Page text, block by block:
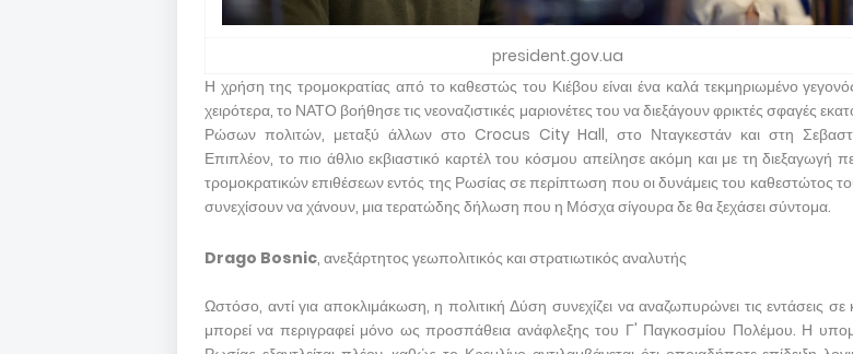
president.gov.ua
Η χρήση της τρομοκρατίας από το καθεστώς του Κιέβου είναι ένα καλά τεκμηριωμένο
χειρότερα, το ΝΑΤΟ βοήθησε τις νεοναζιστικές μαριονέτες του να διεξάγουν φρικτές σφαγές
Ρώσων πολιτών, μεταξύ άλλων στο Crocus City Hall, στο Νταγκεστάν και στη
Επιπλέον, το πιο άθλιο εκβιαστικό καρτέλ του κόσμου απείλησε ακόμη και με τη διεξαγωγή
τρομοκρατικών επιθέσεων εντός της Ρωσίας σε περίπτωση που οι δυνάμεις του καθεστώτος
συνεχίσουν να χάνουν, μια τερατώδης δήλωση που η Μόσχα σίγουρα δε θα ξεχάσει σύντομα.
Drago Bosnic, ανεξάρτητος γεωπολιτικός και στρατιωτικός αναλυτής
Ωστόσο, αντί για αποκλιμάκωση, η πολιτική Δύση συνεχίζει να αναζωπυρώνει τις εντάσεις σε
μπορεί να περιγραφεί μόνο ως προσπάθεια ανάφλεξης του Γ' Παγκοσμίου Πολέμου. Η